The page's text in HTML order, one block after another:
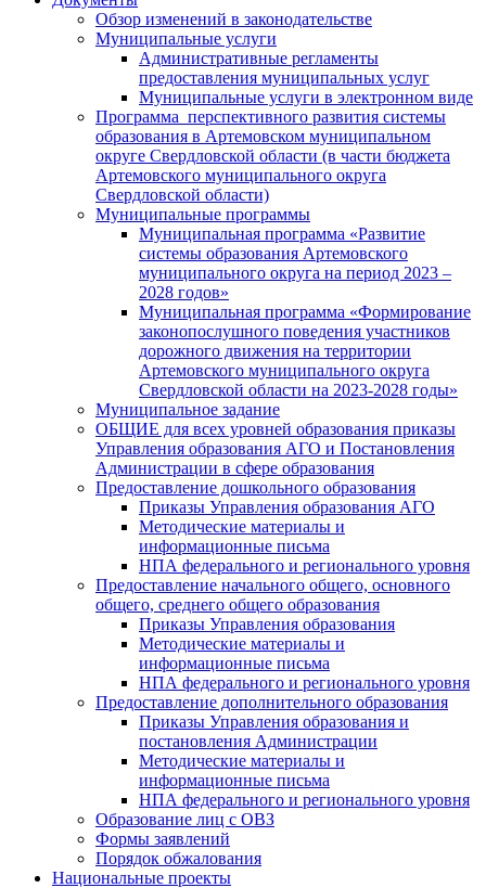
Обзор изменений в законодательстве
Муниципальные услуги
Административные регламенты
предоставления муниципальных услуг
Муниципальные услуги в электронном виде
Программа перспективного развития системы
образования в Артемовском муниципальном
округе Свердловской области (в части бюджета
Артемовского муниципального округа
Свердловской области)
Муниципальные программы
Муниципальная программа «Развитие
системы образования Артемовского
муниципального округа на период 2023 –
2028 годов»
Муниципальная программа «Формирование
законопослушного поведения участников
дорожного движения на территории
Артемовского муниципального округа
Свердловской области на 2023-2028 годы»
Муниципальное задание
ОБЩИЕ для всех уровней образования приказы
Управления образования АГО и Постановления
Администрации в сфере образования
Предоставление дошкольного образования
Приказы Управления образования АГО
Методические материалы и
информационные письма
НПА федерального и регионального уровня
Предоставление начального общего, основного
общего, среднего общего образования
Приказы Управления образования
Методические материалы и
информационные письма
НПА федерального и регионального уровня
Предоставление дополнительного образования
Приказы Управления образования и
постановления Администрации
Методические материалы и
информационные письма
НПА федерального и регионального уровня
Образование лиц с ОВЗ
Формы заявлений
Порядок обжалования
Национальные проекты